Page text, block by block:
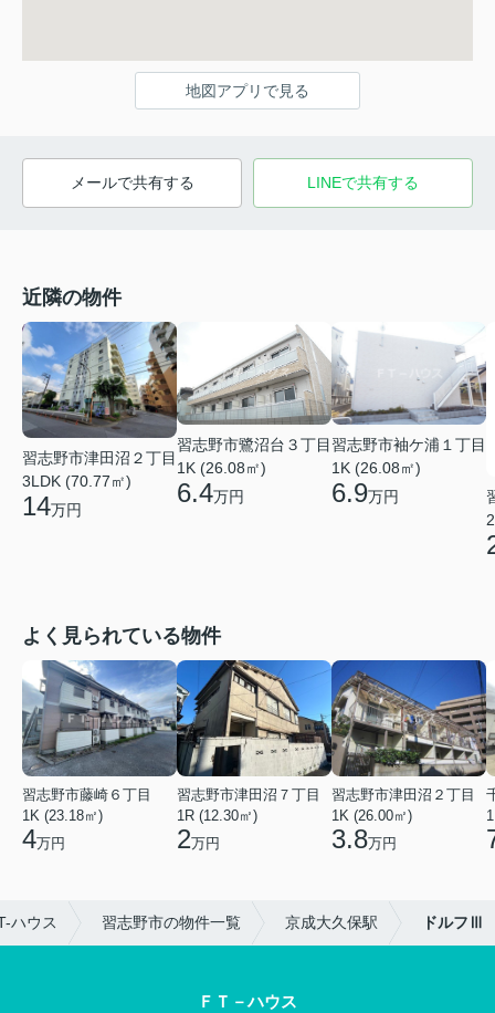
地図アプリで見る
メールで共有する LINEで共有する
近隣の物件
習志野市津田沼２丁目
3LDK (70.77㎡)
14万円
習志野市鷺沼台３丁目
1K (26.08㎡)
6.4万円
習志野市袖ケ浦１丁目
1K (26.08㎡)
6.9万円
よく見られている物件
習志野市藤崎６丁目
1K (23.18㎡)
4万円
習志野市津田沼７丁目
1R (12.30㎡)
2万円
習志野市津田沼２丁目
1K (26.00㎡)
3.8万円
ハウス 習志野市の物件一覧 京成大久保駅 ドルフⅢ
ＦＴ－ハウス